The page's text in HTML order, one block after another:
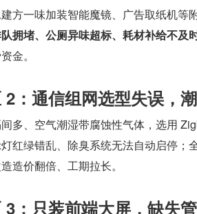
方一味加装智能魔镜、广告取纸机等
拥堵、公厕异味超标、耗材补给不及
金。
2：通信组网选型失误，
多、空气潮湿带腐蚀性气体，选用
红绿错乱、除臭系统无法自动启停；
造价翻倍、工期拉长。
3：只装前端大屏，缺失